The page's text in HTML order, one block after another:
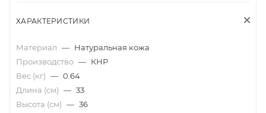
ХАРАКТЕРИСТИКИ
Материал — Натуральная кожа
Производство — КНР
Вес (кг) — 0.64
Длина (см) — 33
Высота (см) — 36